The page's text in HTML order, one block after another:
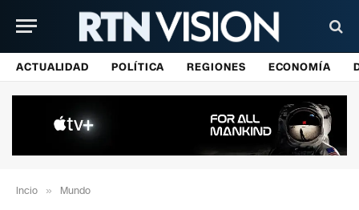
ACTUALIDAD POLÍTICA REGIONES ECONOMÍA
Incio » Mundo